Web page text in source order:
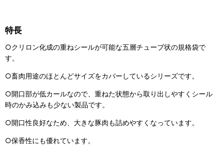
特長
○クリロン化成の重ねシールが可能な五層チューブ状の規格袋で
す。
○畜肉用途のほとんどサイズをカバーしているシリーズです。
○開口部が低カールなので、重ねた状態から取り出しやすくシール
時のかみ込みも少ない製品です。
○開口性良好なため、大きな豚肉も詰めやすくなっています。
○保香性にも優れています。